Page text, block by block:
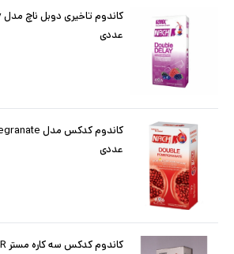
عددی
عددی
کاندوم کدکس سه کاره مستر MASTER بسته 12 عددی